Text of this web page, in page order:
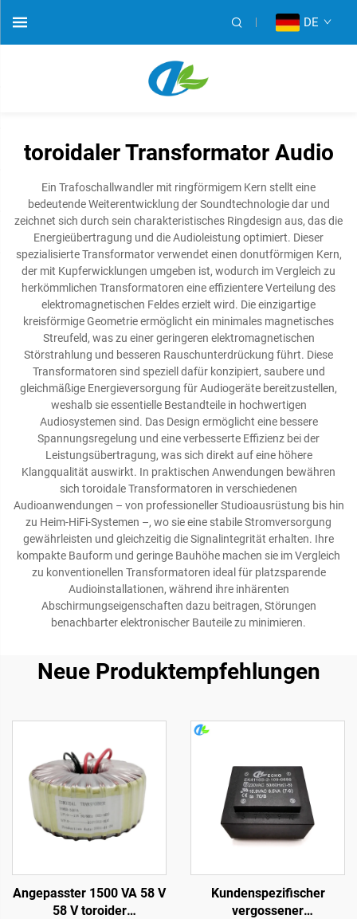
DE
toroidaler Transformator Audio
Ein Trafoschallwandler mit ringförmigem Kern stellt eine
bedeutende Weiterentwicklung der Soundtechnologie dar und
zeichnet sich durch sein charakteristisches Ringdesign aus, das die
Energieübertragung und die Audioleistung optimiert. Dieser
spezialisierte Transformator verwendet einen donutförmigen Kern,
der mit Kupferwicklungen umgeben ist, wodurch im Vergleich zu
herkömmlichen Transformatoren eine effizientere Verteilung des
elektromagnetischen Feldes erzielt wird. Die einzigartige
kreisförmige Geometrie ermöglicht ein minimales magnetisches
Streufeld, was zu einer geringeren elektromagnetischen
Störstrahlung und besseren Rauschunterdrückung führt. Diese
Transformatoren sind speziell dafür konzipiert, saubere und
gleichmäßige Energieversorgung für Audiogeräte bereitzustellen,
weshalb sie essentielle Bestandteile in hochwertigen
Audiosystemen sind. Das Design ermöglicht eine bessere
Spannungsregelung und eine verbesserte Effizienz bei der
Leistungsübertragung, was sich direkt auf eine höhere
Klangqualität auswirkt. In praktischen Anwendungen bewähren
sich toroidale Transformatoren in verschiedenen
Audioanwendungen – von professioneller Studioausrüstung bis hin
zu Heim-HiFi-Systemen –, wo sie eine stabile Stromversorgung
gewährleisten und gleichzeitig die Signalintegrität erhalten. Ihre
kompakte Bauform und geringe Bauhöhe machen sie im Vergleich
zu konventionellen Transformatoren ideal für platzsparende
Audioinstallationen, während ihre inhärenten
Abschirmungseigenschaften dazu beitragen, Störungen
benachbarter elektronischer Bauteile zu minimieren.
Neue Produktempfehlungen
Angepasster 1500 VA 58 V
58 V toroider
Kundenspezifischer
vergossener